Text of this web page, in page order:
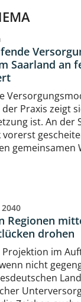
Saarland an
Praxis zeigt
ist. An der
gemeinsamen
Regionen
drohen
im
nicht